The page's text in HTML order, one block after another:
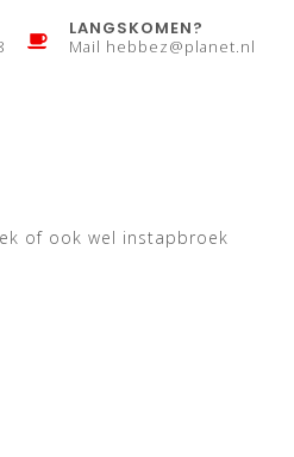
LANGSKOMEN?
Mail hebbez@planet.nl
of ook wel instapbroek